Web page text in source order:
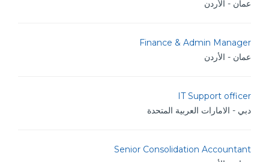
عمان - الأردن
Finance & Admin Manager
عمان - الأردن
IT Support officer
دبي - الامارات العربية المتحدة
Senior Consolidation Accountant